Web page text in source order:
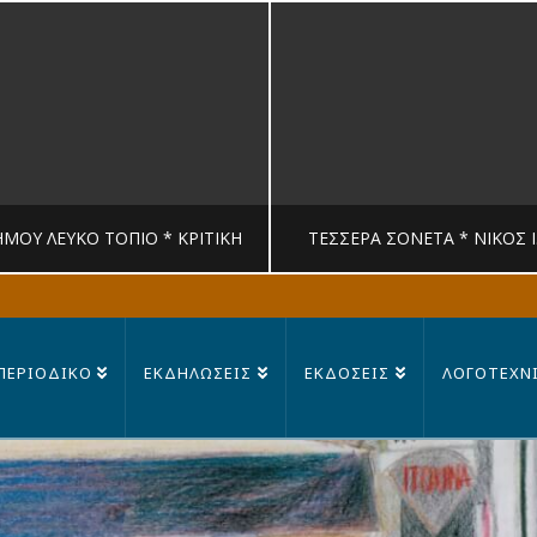
ΛΕΥΚΟ ΤΟΠΙΟ * ΚΡΙΤΙΚΉ
MANDRAGORAS
23 ΙΟΥΛΊΟΥ, 2026
ΤΈΣΣΕΡΑ ΣΟΝΈΤΑ * ΝΊΚΟΣ
14 ΙΟΥΛΊΟΥ, 2026
ΕΚΔΗΛΩΣΕΙΣ ΕΚΔΟΣΕΙΣ